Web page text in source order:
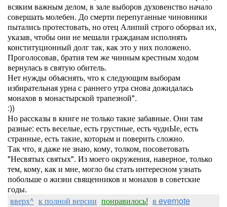
всяким важным делом, в зале выборов духовенство начало
совершать молебен. До смерти перепуганные чиновники
пытались протестовать, но отец Алипий строго оборвал их,
указав, чтобы они не мешали гражданам исполнять
конституционный долг так, как это у них положено.
Проголосовав, братия тем же чинным крестным ходом
вернулась в святую обитель.
Нет нужды объяснять, что к следующим выборам
избирательная урна с раннего утра снова дожидалась
монахов в монастырской трапезной".
:))
Но рассказы в книге не только такие забавные. Они там
разные: есть веселые, есть грустные, есть чуднЫе, есть
странные, есть такие, которым и поверить сложно.
Так что, я даже не знаю, кому, толком, посоветовать
"Несвятых святых". Из моего окружения, наверное, только
тем, кому, как и мне, могло бы стать интересном узнать
побольше о жизни священников и монахов в советские
годы.
вверх^ к полной версии понравилось! в evernote